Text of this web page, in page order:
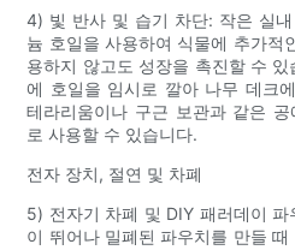
4) 빛 반사 및 습기 차단: 작은 실
늄 호일을 사용하여 식물에 추가적
용하지 않고도 성장을 촉진할 수
에 호일을 임시로 깔아 나무 데크
테라리움이나 구근 보관과 같은
로 사용할 수 있습니다.
전자 장치, 절연 및 차폐
5) 전자기 차폐 및 DIY 패러데이
이 뛰어나 밀폐된 파우치를 만들